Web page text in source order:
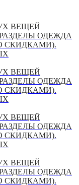
ВЕЩЕЙ
ОДЕЖДА
СКИДКАМИ).
ВЕЩЕЙ
ОДЕЖДА
СКИДКАМИ).
ВЕЩЕЙ
ОДЕЖДА
СКИДКАМИ).
ВЕЩЕЙ
ОДЕЖДА
СКИДКАМИ).